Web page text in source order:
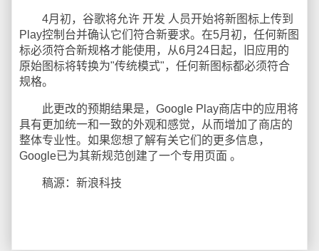
4月初，谷歌将允许 开发 人员开始将新图标上传到
Play控制台并确认它们符合新要求。在5月初，任何新图
标必须符合新规格才能使用，从6月24日起，旧应用的
原始图标将转换为"传统模式"，任何新图标都必须符合
规格。
此更改的预期结果是，Google Play商店中的应用将
具有更加统一和一致的外观和感觉，从而增加了商店的
整体专业性。如果您想了解有关它们的更多信息，
Google已为其新规范创建了一个专用页面 。
稿源：新浪科技